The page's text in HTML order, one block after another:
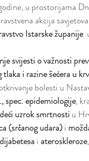
u prostorijama
akcija
Istarske županije
svijesti o važnosti
i razine šećera u
bolesti u
spec. epidemiologije,
uzrok smrtnosti u
(srčanog udara) i
dijabetesa i ateroskleroze